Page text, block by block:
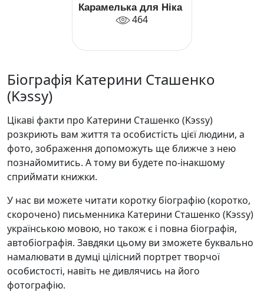
Карамелька для Ніка
464
Біографія Катерини Сташенко
(Kэssy)
Цікаві факти про Катерини Сташенко (Kэssy)
розкриють вам життя та особистість цієї людини, а
фото, зображення допоможуть ще ближче з нею
познайомитись. А тому ви будете по-інакшому
сприймати книжки.
У нас ви можете читати коротку біографію (коротко,
скорочено) письменника Катерини Сташенко (Kэssy)
українською мовою, но також є і повна біографія,
автобіографія. Завдяки цьому ви зможете буквально
намалювати в думці цілісний портрет творчої
особистості, навіть не дивлячись на його
фотографію.